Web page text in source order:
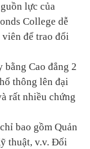
lực của
College dễ
để trao đổi
Cao đẳng 2
thông lên đại
rất nhiều chứng
bao gồm Quản
thuật, v.v. Đối